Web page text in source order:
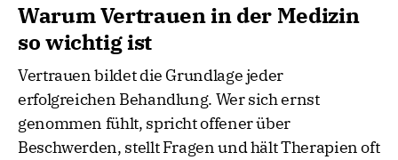
Warum Vertrauen in der Medizin
so wichtig ist
Vertrauen bildet die Grundlage jeder
erfolgreichen Behandlung. Wer sich ernst
genommen fühlt, spricht offener über
Beschwerden, stellt Fragen und hält Therapien oft